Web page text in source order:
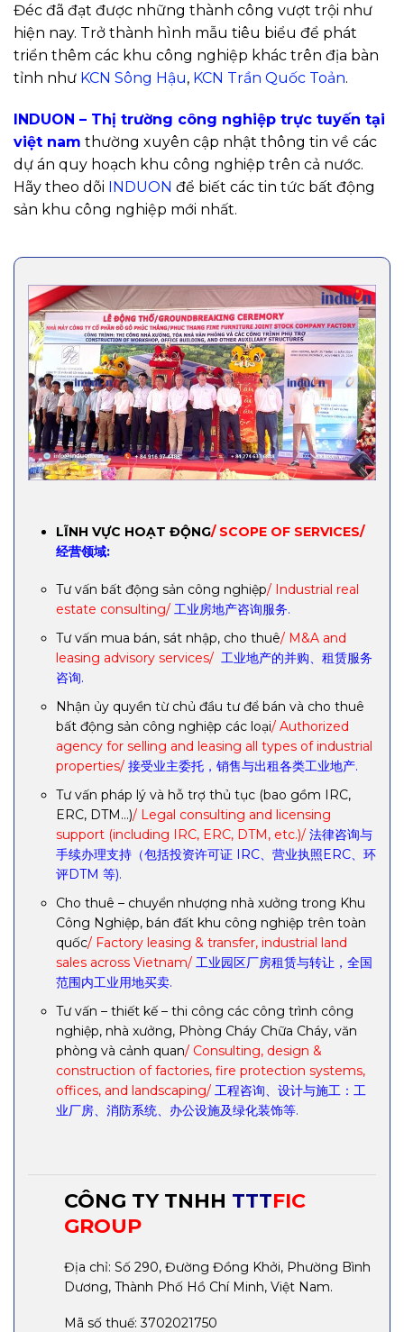
Đéc đã đạt được những thành công vượt trội như
hiện nay. Trở thành hình mẫu tiêu biểu để phát
triển thêm các khu công nghiệp khác trên địa bàn
tỉnh như KCN Sông Hậu, KCN Trần Quốc Toản.
INDUON – Thị trường công nghiệp trực tuyến tại
việt nam thường xuyên cập nhật thông tin về các
dự án quy hoạch khu công nghiệp trên cả nước.
Hãy theo dõi INDUON để biết các tin tức bất động
sản khu công nghiệp mới nhất.
LĨNH VỰC HOẠT ĐỘNG/ SCOPE OF SERVICES/
经营领域:
Tư vấn bất động sản công nghiệp/ Industrial real
estate consulting/ 工业房地产咨询服务.
Tư vấn mua bán, sát nhập, cho thuê/ M&A and
leasing advisory services/ 工业地产的并购、租赁服务
咨询.
Nhận ủy quyền từ chủ đầu tư để bán và cho thuê
bất động sản công nghiệp các loại/ Authorized
agency for selling and leasing all types of industrial
properties/ 接受业主委托，销售与出租各类工业地产.
Tư vấn pháp lý và hỗ trợ thủ tục (bao gồm IRC,
ERC, DTM…)/ Legal consulting and licensing
support (including IRC, ERC, DTM, etc.)/ 法律咨询与
手续办理支持（包括投资许可证 IRC、营业执照ERC、环
评DTM 等).
Cho thuê – chuyển nhượng nhà xưởng trong Khu
Công Nghiệp, bán đất khu công nghiệp trên toàn
quốc/ Factory leasing & transfer, industrial land
sales across Vietnam/ 工业园区厂房租赁与转让，全国
范围内工业用地买卖.
Tư vấn – thiết kế – thi công các công trình công
nghiệp, nhà xưởng, Phòng Cháy Chữa Cháy, văn
phòng và cảnh quan/ Consulting, design &
construction of factories, fire protection systems,
offices, and landscaping/ 工程咨询、设计与施工：工
业厂房、消防系统、办公设施及绿化装饰等.
CÔNG TY TNHH TTTFIC
GROUP
Địa chỉ: Số 290, Đường Đồng Khởi, Phường Bình
Dương, Thành Phố Hồ Chí Minh, Việt Nam.
Mã số thuế: 3702021750